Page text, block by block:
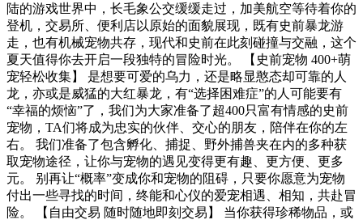
陆的游戏世界中，长毛象公交缓缓走过，加美航空等待着你的
登机，交易所、便利店以原始的面貌展现，既有史前暴龙游
走，也有机械宠物共存，现代和史前在此刻碰撞与交融，这个
夏天值得你去开启一段独特的冒险时光。 【史前宠物 400+萌
宠轻松收集】 是想要可爱的乌力，还是略显憨态却可靠的人
龙，亦或是威猛的大红暴龙，有“选择困难症”的人可能要有
“幸福的烦恼”了，我们为大家准备了超400只富有情感的史前
宠物，TA们将成为忠实的伙伴、交心的朋友，陪伴在你的左
右。 我们准备了包含孵化、捕捉、野外捕兽夹在内的多种获
取宠物途径，让你与宠物的遇见变得更有趣、更方便、更多
元。 别再让“概率”变成你和宠物的阻碍，只要你愿意为宠物
付出一些寻找的时间，终能和心仪的爱宠相遇、相知，共赴冒
险。 【自由交易 随时随地即刻交易】 当你获得珍稀物品，或